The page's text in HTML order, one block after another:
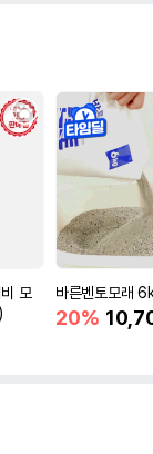
모
바른벤토모래
20%